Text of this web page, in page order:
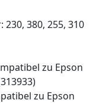
230, 380, 255, 310
zu Epson
zu Epson